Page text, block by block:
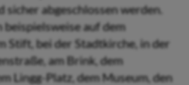
sicher abgeschlossen werden.
beispielsweise auf dem
Stift, bei der Stadtkirche, in der
am Brink, dem
Lingg-Platz, dem Museum, den